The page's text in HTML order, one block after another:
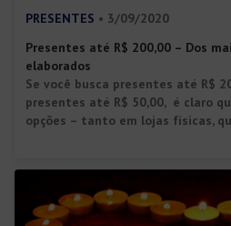
PRESENTES • 3/09/2020
Presentes até R$ 200,00 – Dos
elaborados
Se você busca presentes até R$
presentes até R$ 50,00, é claro
opções – tanto em lojas físicas,
pessoa irá realmente gostar ou